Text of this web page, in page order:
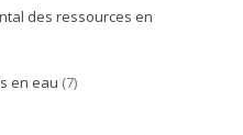
des ressources en
en eau (7)